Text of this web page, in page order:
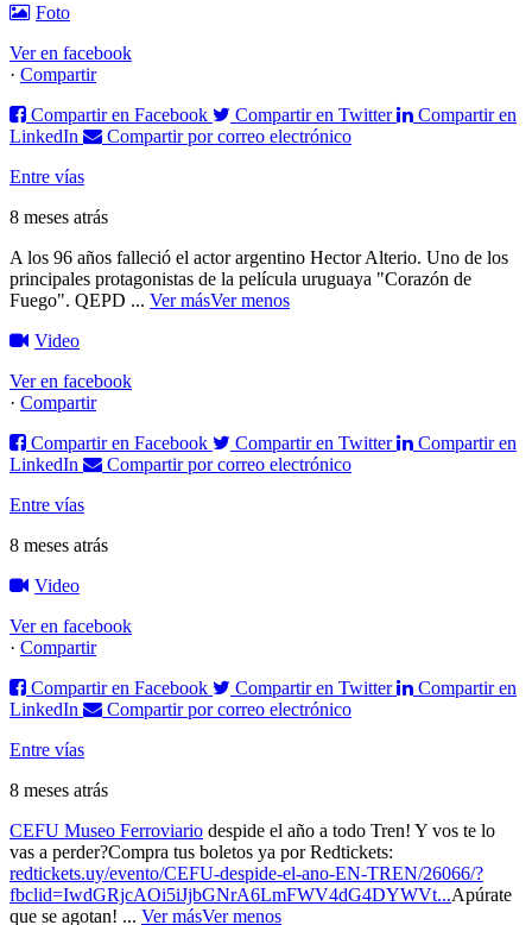
Foto
Ver en facebook
· Compartir
Compartir en Facebook
Compartir en Twitter
Compartir en
LinkedIn
Compartir por correo electrónico
Entre vías
8 meses atrás
A los 96 años falleció el actor argentino Hector Alterio. Uno de los
principales protagonistas de la película uruguaya "Corazón de
Fuego". QEPD ... Ver másVer menos
Video
Ver en facebook
· Compartir
Compartir en Facebook
Compartir en Twitter
Compartir en
LinkedIn
Compartir por correo electrónico
Entre vías
8 meses atrás
Video
Ver en facebook
· Compartir
Compartir en Facebook
Compartir en Twitter
Compartir en
LinkedIn
Compartir por correo electrónico
Entre vías
8 meses atrás
CEFU Museo Ferroviario despide el año a todo Tren! Y vos te lo
vas a perder?Compra tus boletos ya por Redtickets:
redtickets.uy/evento/CEFU-despide-el-ano-EN-TREN/26066/?
fbclid=IwdGRjcAOi5iJjbGNrA6LmFWV4dG4DYWVt...Apúrate
que se agotan! ... Ver másVer menos